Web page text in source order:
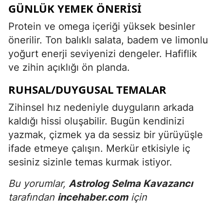
GÜNLÜK YEMEK ÖNERISI
Protein ve omega içeriği yüksek besinler
önerilir. Ton balıklı salata, badem ve limonlu
yoğurt enerji seviyenizi dengeler. Hafiflik
ve zihin açıklığı ön planda.
RUHSAL/DUYGUSAL TEMALAR
Zihinsel hız nedeniyle duyguların arkada
kaldığı hissi oluşabilir. Bugün kendinizi
yazmak, çizmek ya da sessiz bir yürüyüşle
ifade etmeye çalışın. Merkür etkisiyle iç
sesiniz sizinle temas kurmak istiyor.
Bu yorumlar, Astrolog Selma Kavazancı
tarafından incehaber.comiçin